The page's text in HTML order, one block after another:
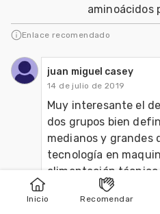
Inicio
Inicio Recomendar
aminoácidos
de
Veterinaria
Enlace recomendado
juan miguel casey
14 de julio de 2019
Muy interesante el
dos grupos bien
medianos y grandes
tecnología en
segundo grupo los
usa como recría ,